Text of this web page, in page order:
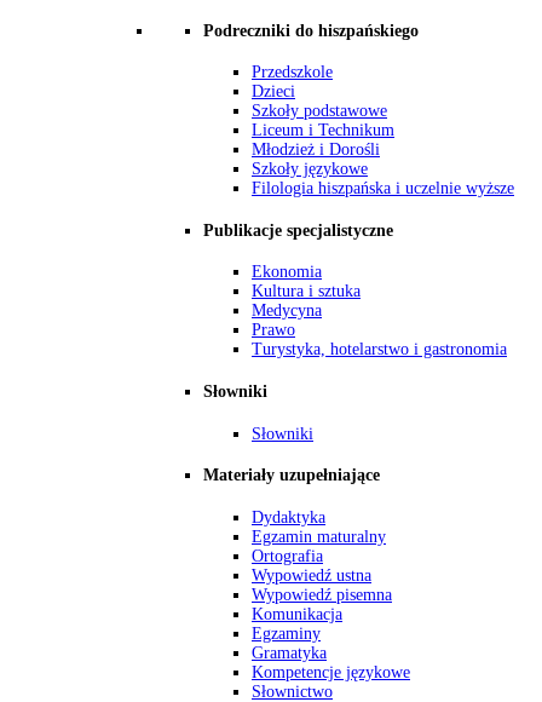
Podreczniki do hiszpańskiego
Przedszkole
Dzieci
Szkoły podstawowe
Liceum i Technikum
Młodzież i Dorośli
Szkoły językowe
Filologia hiszpańska i uczelnie wyższe
Publikacje specjalistyczne
Ekonomia
Kultura i sztuka
Medycyna
Prawo
Turystyka, hotelarstwo i gastronomia
Słowniki
Słowniki
Materiały uzupełniające
Dydaktyka
Egzamin maturalny
Ortografia
Wypowiedź ustna
Wypowiedź pisemna
Komunikacja
Egzaminy
Gramatyka
Kompetencje językowe
Słownictwo